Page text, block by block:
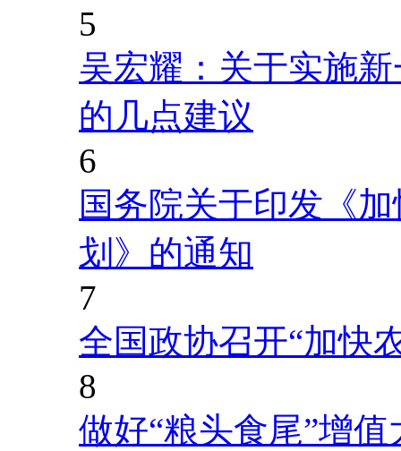
5
吴宏耀：关于实施
的几点建议
6
国务院关于印发《
划》的通知
7
全国政协召开“加快
8
做好“粮头食尾”增值